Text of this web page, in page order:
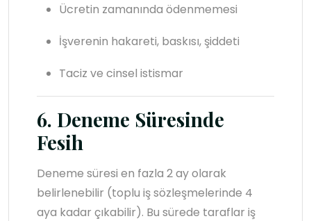
Ücretin zamanında ödenmemesi
İşverenin hakareti, baskısı, şiddeti
Taciz ve cinsel istismar
6. Deneme Süresinde
Fesih
Deneme süresi en fazla 2 ay olarak
belirlenebilir (toplu iş sözleşmelerinde 4
aya kadar çıkabilir). Bu sürede taraflar iş